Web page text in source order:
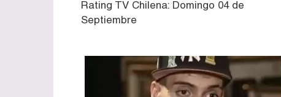
Rating TV Chilena: Domingo 04 de
Septiembre